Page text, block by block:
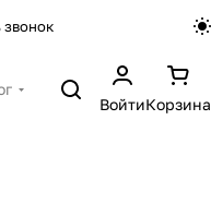
звонок
ВойтиКорзина